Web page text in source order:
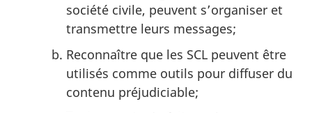
société civile, peuvent s’organiser et
transmettre leurs messages;
Reconnaître que les SCL peuvent être
utilisés comme outils pour diffuser du
contenu préjudiciable;